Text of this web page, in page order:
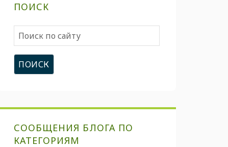
ПОИСК
Поиск
по
сайту
СООБЩЕНИЯ БЛОГА ПО
КАТЕГОРИЯМ